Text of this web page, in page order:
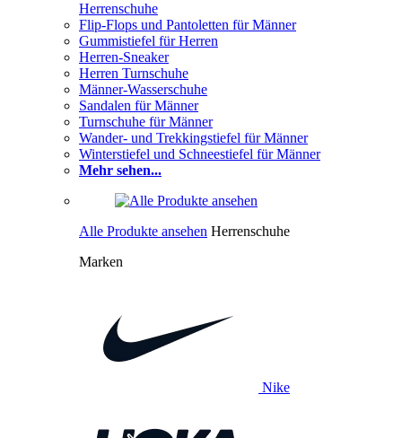
Herrenschuhe
Flip-Flops und Pantoletten für Männer
Gummistiefel für Herren
Herren-Sneaker
Herren Turnschuhe
Männer-Wasserschuhe
Sandalen für Männer
Turnschuhe für Männer
Wander- und Trekkingstiefel für Männer
Winterstiefel und Schneestiefel für Männer
Mehr sehen...
Alle Produkte ansehen Herrenschuhe
Marken
Nike